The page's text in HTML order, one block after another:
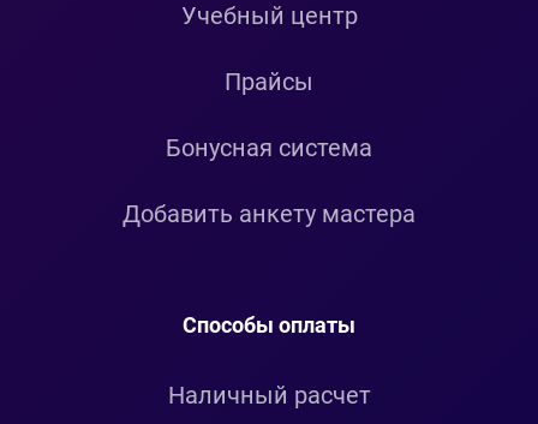
Учебный центр
Прайсы
Бонусная система
Добавить анкету мастера
Способы оплаты
Наличный расчет